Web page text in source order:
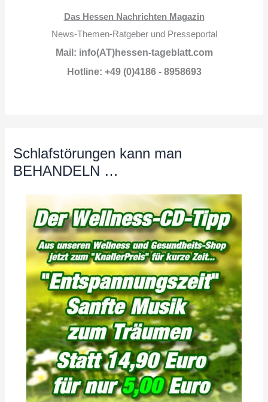
Das Hessen Nachrichten Magazin
News-Themen-Ratgeber und Presseportal
Mail: info(AT)hessen-tageblatt.com
Hotline: +49 (0)4186 - 8958693
Schlafstörungen kann man
BEHANDELN …